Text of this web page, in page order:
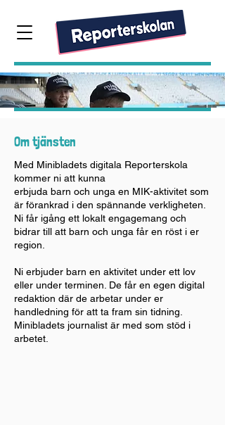
Om tjänsten
Med Minibladets digitala Reporterskola
kommer ni att kunna
erbjuda barn och unga en MIK-aktivitet som
är förankrad i den spännande verkligheten.
Ni får igång ett lokalt engagemang och
bidrar till att barn och unga får en röst i er
region.
Ni erbjuder barn en aktivitet under ett lov
eller under terminen. De får en egen digital
redaktion där de arbetar under er
handledning för att ta fram sin tidning.
Minibladets journalist är med som stöd i
arbetet.